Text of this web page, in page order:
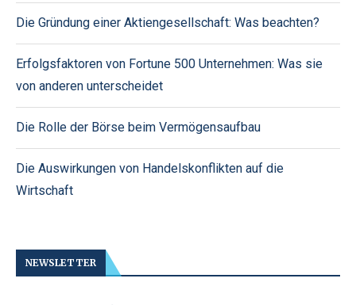
Die Gründung einer Aktiengesellschaft: Was beachten?
Erfolgsfaktoren von Fortune 500 Unternehmen: Was sie
von anderen unterscheidet
Die Rolle der Börse beim Vermögensaufbau
Die Auswirkungen von Handelskonflikten auf die
Wirtschaft
NEWSLETTER